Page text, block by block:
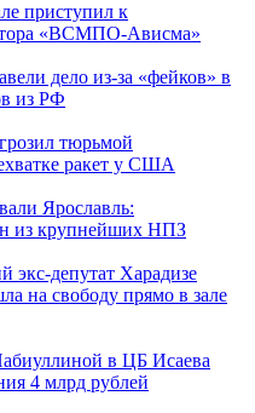
приступил к
«ВСМПО-Ависма»
дело из-за «фейков» в
из РФ
тюрьмой
ракет у США
Ярославль:
из крупнейших НПЗ
экс-депутат Харадизе
на свободу прямо в зале
в ЦБ Исаева
4 млрд рублей